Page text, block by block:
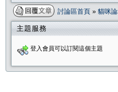
討論區首頁 » 貓咪
主題服務
登入會員可以訂閱這個主題